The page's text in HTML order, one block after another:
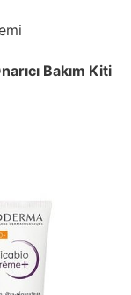
Bakım Kiti